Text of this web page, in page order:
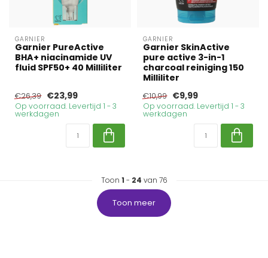
GARNIER
Garnier PureActive
BHA+ niacinamide UV
fluid SPF50+ 40 Milliliter
€26,39 €23,99
Op voorraad. Levertijd 1 - 3
werkdagen
GARNIER
Garnier SkinActive
pure active 3-in-1
charcoal reiniging 150
Milliliter
€10,99 €9,99
Op voorraad. Levertijd 1 - 3
werkdagen
Toon 1 - 24 van 76
Toon meer